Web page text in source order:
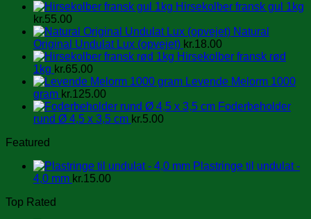
Hirsekolber fransk gul 1kg
kr.55.00
Natural
Original Undulat Lux (opvejet) kr.18.00
Hirsekolber fransk rød
1kg kr.65.00
Levende Melorm 1000
gram kr.125.00
Foderbeholder
rund Ø 4,5 x 3,5 cm kr.5.00
Featured
Plastringe til undulat -
4,0 mm kr.15.00
Top Rated